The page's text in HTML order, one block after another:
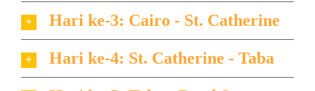
Hari ke-3: Cairo - St. Catherine
Hari ke-4: St. Catherine - Taba